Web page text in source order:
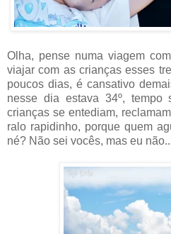
Olha, pense numa viagem
viajar com as crianças esses
poucos dias, é cansativo
nesse dia estava 34º, tempo
crianças se entediam,
ralo rapidinho, porque quem
né? Não sei vocês, mas eu